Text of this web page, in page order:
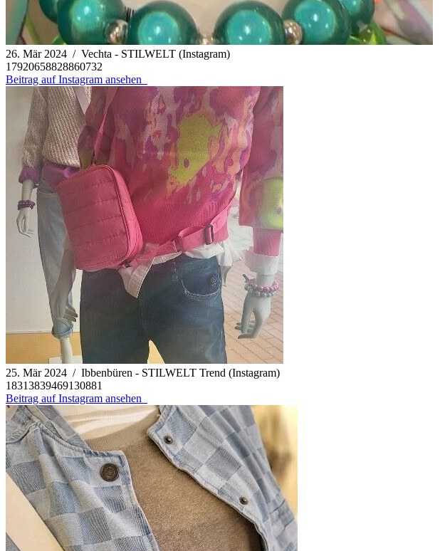
26. Mär 2024 / Vechta - STILWELT (Instagram)
17920658828860732
Beitrag auf Instagram ansehen
25. Mär 2024 / Ibbenbüren - STILWELT Trend (Instagram)
18313839469130881
Beitrag auf Instagram ansehen